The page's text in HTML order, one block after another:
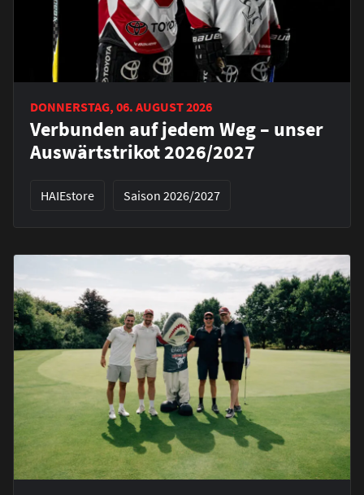
DONNERSTAG, 06. AUGUST 2026
Verbunden auf jedem Weg – unser
Auswärtstrikot 2026/2027
HAIEstore Saison 2026/2027